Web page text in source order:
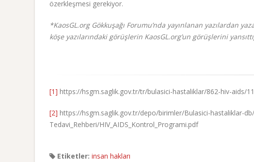
özerkleşmesi gerekiyor.
*KaosGL.org Gökkuşağı Forumu’nda yayınlanan yazılardan
köşe yazılarındaki görüşlerin KaosGL.org’un görüşlerini
[1] https://hsgm.saglik.gov.tr/tr/bulasici-hastaliklar/862-hiv-aids/
[2] https://hsgm.saglik.gov.tr/depo/birimler/Bulasici-hastaliklar-
Tedavi_Rehberi/HIV_AIDS_Kontrol_Programi.pdf
Etiketler: insan hakları